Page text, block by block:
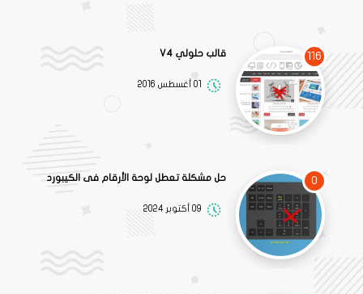
116 قالب حلولي V4
01 أغسطس 2016
0 حل مشكلة تعطل لوحة الأرقام فى الكيبورد
09 أكتوبر 2024